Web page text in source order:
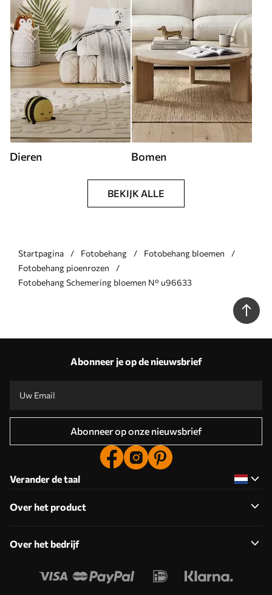
Dieren Bomen
BEKIJK ALLE
Startpagina Fotobehang
Fotobehang bloemen
Fotobehang pioenrozen
Fotobehang Schemering bloemen N° u96633
Abonneer je op de nieuwsbrief
Abonneer op onze nieuwsbrief
Verander de taal
Over het product
Over het bedrijf